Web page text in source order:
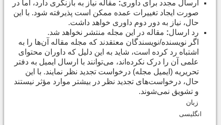
ارسال مجدد برای داوری: مقاله نیاز به بازنگری دارد، اما در
صورت ایجاد تغییرات عمده ممکن است پذیرفته شود. با این
حال، نیاز به دور دوم داوری خواهد داشت.
رد ارسال: مقاله در این مجله منتشر نخواهد شد.
اگر نویسنده/نویسندگان معتقدند که مجله مقاله آن‌ها را به
اشتباه رد کرده است، شاید به این دلیل که داوران محتوای
علمی آن را درک نکرده‌اند، می‌توانند با ارسال ایمیل به دفتر
تحریریه (ایمیل مجله) درخواست تجدید نظر نمایند. با این
حال، درخواست‌های تجدید نظر در بیشتر موارد مؤثر نیستند
و تشویق نمی‌شوند.
زبان
انگلیسی